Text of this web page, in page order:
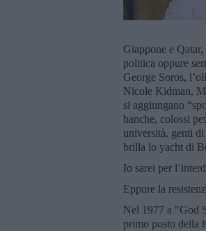
Giappone e
politica oppure
George Soros,
Nicole Kidman,
si aggiungano
banche, colossi
università, genti
brilla lo yacht di
Io sarei per
Eppure la
Nel 1977 a "God
primo posto della